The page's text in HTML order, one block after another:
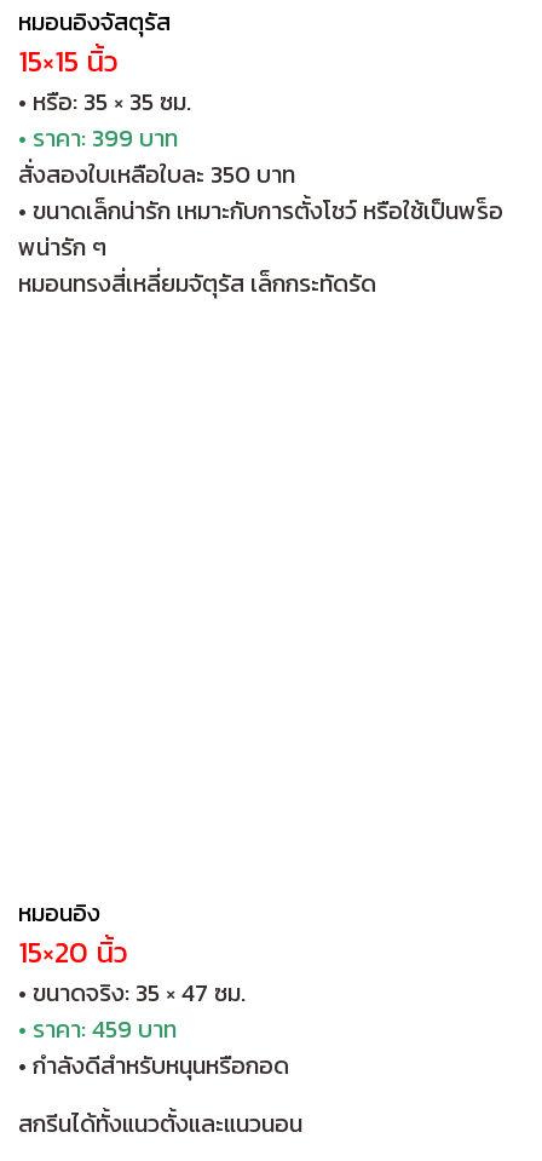
หมอนอิงจัสตุรัส
15×15 นิ้ว
• หรือ: 35 × 35 ซม.
• ราคา: 399 บาท
สั่งสองใบเหลือใบละ 350 บาท
• ขนาดเล็กน่ารัก เหมาะกับการตั้งโชว์ หรือใช้เป็นพร็อ
พน่ารัก ๆ
หมอนทรงสี่เหลี่ยมจัตุรัส เล็กกระทัดรัด
หมอนอิง
15×20 นิ้ว
• ขนาดจริง: 35 × 47 ซม.
• ราคา: 459 บาท
• กำลังดีสำหรับหนุนหรือกอด
สกรีนได้ทั้งแนวตั้งและแนวนอน